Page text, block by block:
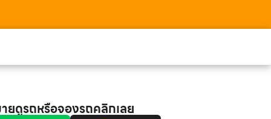
ยดูรถหรือจองรถคลิกเลย